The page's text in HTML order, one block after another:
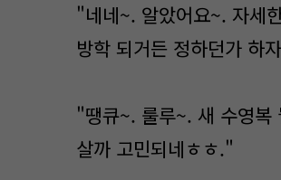
"네네~. 알았어요~. 자세
방학 되거든 정하던가 하
"땡큐~. 룰루~. 새 수영복
살까 고민되네ㅎㅎ."